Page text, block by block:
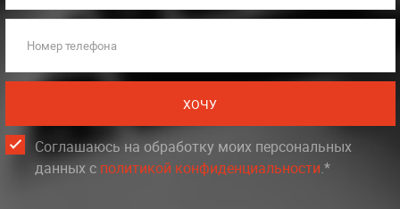
Номер телефона
ХОЧУ
Соглашаюсь на обработку моих персональных
данных c политикой конфиденциальности.*